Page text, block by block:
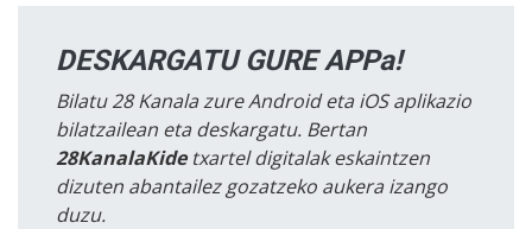
DESKARGATU GURE APPa!
Bilatu 28 Kanala zure Android eta iOS aplikazio
bilatzailean eta deskargatu. Bertan
28KanalaKidetxartel digitalak eskaintzen
dizuten abantailez gozatzeko aukera izango
duzu.